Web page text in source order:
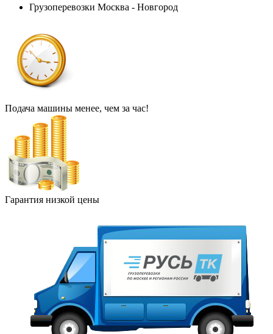
Грузоперевозки Москва - Новгород
Подача машины менее, чем за час!
Гарантия низкой цены